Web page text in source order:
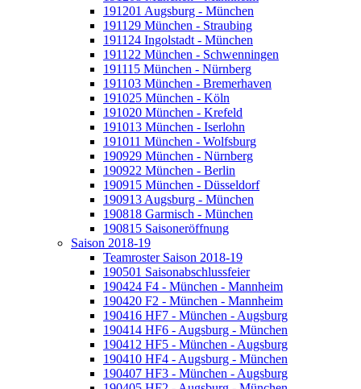
191201 Augsburg - München
191129 München - Straubing
191124 Ingolstadt - München
191122 München - Schwenningen
191115 München - Nürnberg
191103 München - Bremerhaven
191025 München - Köln
191020 München - Krefeld
191013 München - Iserlohn
191011 München - Wolfsburg
190929 München - Nürnberg
190922 München - Berlin
190915 München - Düsseldorf
190913 Augsburg - München
190818 Garmisch - München
190815 Saisoneröffnung
Saison 2018-19
Teamroster Saison 2018-19
190501 Saisonabschlussfeier
190424 F4 - München - Mannheim
190420 F2 - München - Mannheim
190416 HF7 - München - Augsburg
190414 HF6 - Augsburg - München
190412 HF5 - München - Augsburg
190410 HF4 - Augsburg - München
190407 HF3 - München - Augsburg